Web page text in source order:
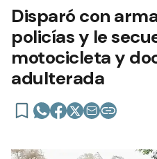
Disparó con
policías y le
motocicleta y
adulterada